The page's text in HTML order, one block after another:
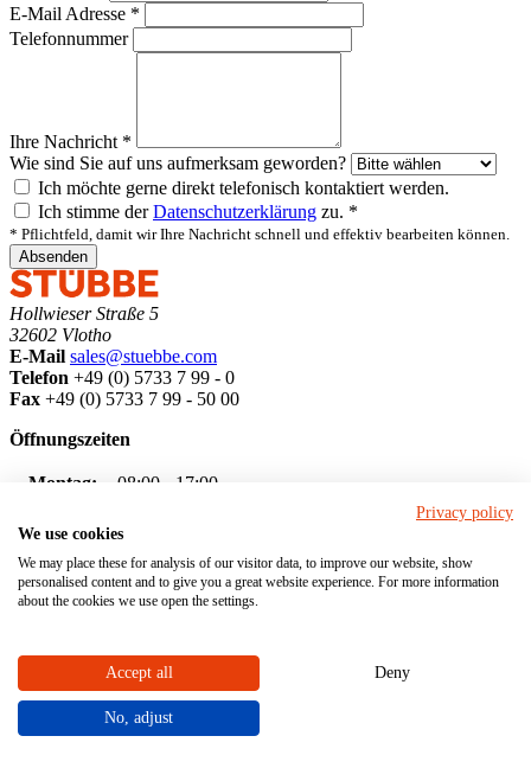
E-Mail Adresse *
Telefonnummer
Ihre Nachricht *
Wie sind Sie auf uns aufmerksam geworden?
Ich möchte gerne direkt telefonisch kontaktiert werden.
Ich stimme derDatenschutzerklärung zu. *
* Pflichtfeld, damit wir Ihre Nachricht schnell und effektiv bearbeiten können.
Absenden
Hollwieser Straße 5
32602 Vlotho
E-Mail sales@stuebbe.com
Telefon +49 (0) 5733 7 99 - 0
Fax +49 (0) 5733 7 99 - 50 00
Öffnungszeiten
Montag:
08:00 - 17:00
Mittwoch:
08:00 - 17:00
Donnerstag: 08:00 - 17:00
Freitag:
08:00 - 16:00
Pumpen
STÜBBE X-CLASS
STÜBBE E-CLASS
STÜBBE CLASSIC
Kreiselpumpen
Horizontale Kreiselpumpen
Privacy policy
We use cookies
We may place these for analysis of our visitor data, to improve our website, show
personalised content and to give you a great website experience. For more information
about the cookies we use open the settings.
Accept all Deny
No, adjust